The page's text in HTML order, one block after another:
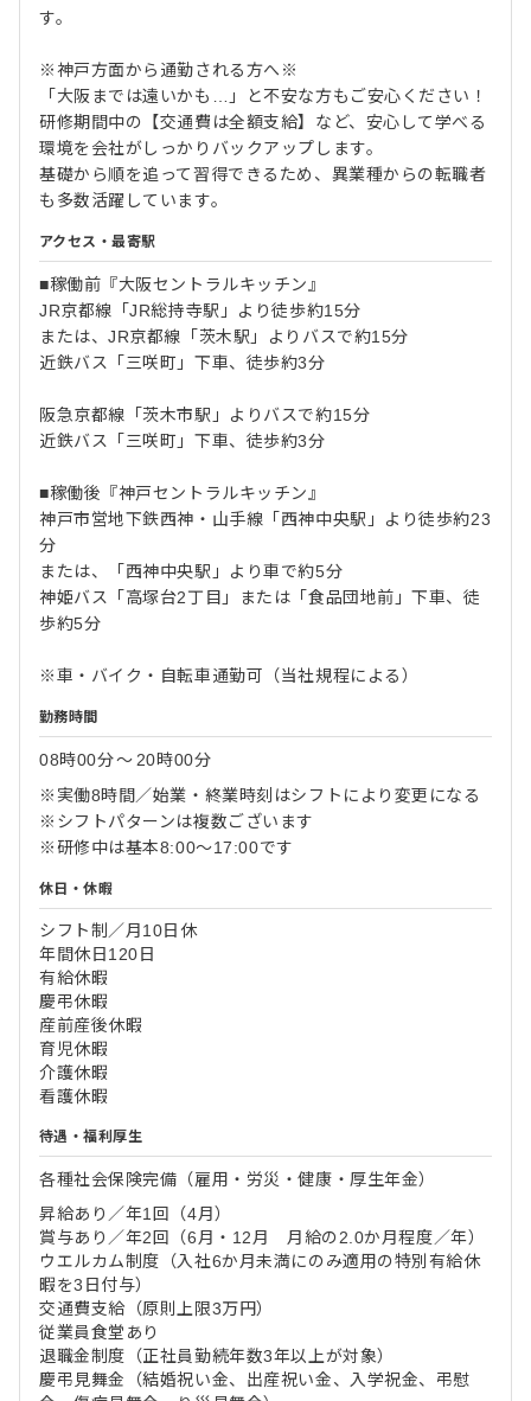
す。
※神戸方面から通勤される方へ※
「大阪までは遠いかも…」と不安な方もご安心ください！
研修期間中の【交通費は全額支給】など、安心して学べる
環境を会社がしっかりバックアップします。
基礎から順を追って習得できるため、異業種からの転職者
も多数活躍しています。
アクセス・最寄駅
■稼働前『大阪セントラルキッチン』
JR京都線「JR総持寺駅」より徒歩約15分
または、JR京都線「茨木駅」よりバスで約15分
近鉄バス「三咲町」下車、徒歩約3分
阪急京都線「茨木市駅」よりバスで約15分
近鉄バス「三咲町」下車、徒歩約3分
■稼働後『神戸セントラルキッチン』
神戸市営地下鉄西神・山手線「西神中央駅」より徒歩約23
分
または、「西神中央駅」より車で約5分
神姫バス「高塚台2丁目」または「食品団地前」下車、徒
歩約5分
※車・バイク・自転車通勤可（当社規程による）
勤務時間
08時00分〜 20時00分
※実働8時間／始業・終業時刻はシフトにより変更になる
※シフトパターンは複数ございます
※研修中は基本8:00～17:00です
休日・休暇
シフト制／月10日休
年間休日120日
有給休暇
慶弔休暇
産前産後休暇
育児休暇
介護休暇
看護休暇
待遇・福利厚生
各種社会保険完備（雇用・労災・健康・厚生年金）
昇給あり／年1回（4月）
賞与あり／年2回（6月・12月 月給の2.0か月程度／年）
ウエルカム制度（入社6か月未満にのみ適用の特別有給休
暇を3日付与）
交通費支給（原則上限3万円）
従業員食堂あり
退職金制度（正社員勤続年数3年以上が対象）
慶弔見舞金（結婚祝い金、出産祝い金、入学祝金、弔慰